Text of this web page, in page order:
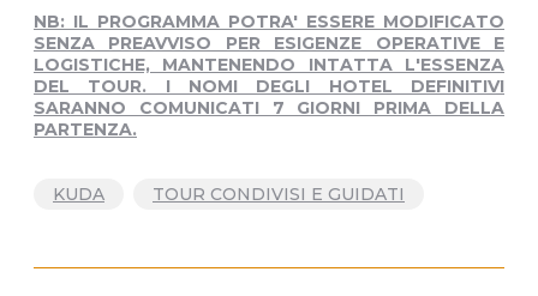
NB: IL PROGRAMMA POTRA' ESSERE MODIFICATO
SENZA PREAVVISO PER ESIGENZE OPERATIVE E
LOGISTICHE, MANTENENDO INTATTA L'ESSENZA
DEL TOUR. I NOMI DEGLI HOTEL DEFINITIVI
SARANNO COMUNICATI 7 GIORNI PRIMA DELLA
PARTENZA.
KUDA TOUR CONDIVISI E GUIDATI